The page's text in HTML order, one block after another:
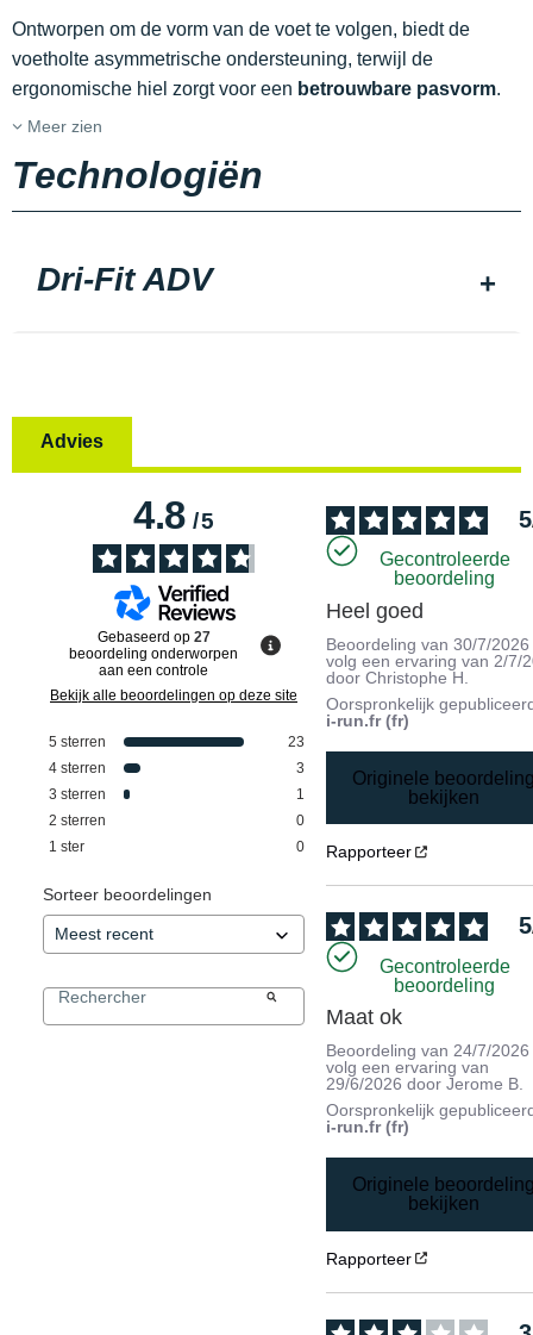
Ontworpen om de vorm van de voet te volgen, biedt de
voetholte asymmetrische ondersteuning, terwijl de
ergonomische hiel zorgt voor een betrouwbare pasvorm.
Meer zien
Technologiën
Dri-Fit ADV
Advies
4.8/5
Gebaseerd op 27
beoordeling onderworpen
aan een controle
Bekijk alle beoordelingen op deze site
5 sterren
23
4 sterren
3
3 sterren
1
2 sterren
0
1 ster 0
Sorteer beoordelingen
5
Gecontroleerde
beoordeling
Heel goed
Beoordeling van30/7/2026
volg een ervaring van 2/7/
doorChristophe H.
Oorspronkelijk
i-run.fr (fr)
Originele
bekijken
Rapporteer
5
Gecontroleerde
beoordeling
Maat ok
Beoordeling van24/7/2026
volg een ervaring van
29/6/2026 doorJerome B.
Oorspronkelijk
i-run.fr (fr)
Originele
bekijken
Rapporteer